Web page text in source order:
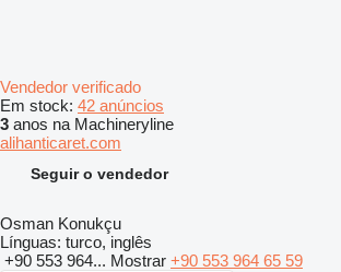
Vendedor verificado
Em stock: 42 anúncios
3 anos na Machineryline
alihanticaret.com
Seguir o vendedor
Osman Konukçu
Línguas: turco, inglês
+90 553 964... Mostrar +90 553 964 65 59